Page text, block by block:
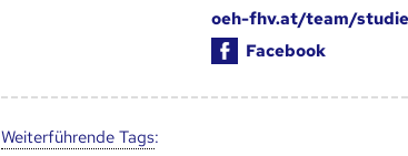
oeh-fhv.at/team/
Facebook
Weiter­führende Tags: